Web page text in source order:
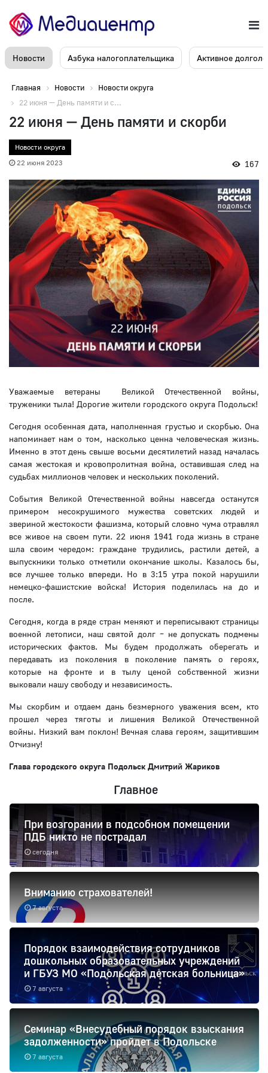
Новости Азбука налогоплательщика Активное
Главная Новости
Новости округа
22 июня — День памяти и с...
22 июня — День памяти и скорби
Новости округа
22 июня 2023
167
Уважаемые ветераны Великой Отечественной войны,
труженики тыла! Дорогие жители городского округа Подольск!
Сегодня особенная дата, наполненная грустью и скорбью. Она
напоминает нам о том, насколько ценна человеческая жизнь.
Именно в этот день свыше восьми десятилетий назад началась
самая жестокая и кровопролитная война, оставившая след на
судьбах миллионов человек и нескольких поколений.
События Великой Отечественной войны навсегда останутся
примером несокрушимого мужества советских людей и
звериной жестокости фашизма, который словно чума отравлял
все живое на своем пути. 22 июня 1941 года жизнь в стране
шла своим чередом: граждане трудились, растили детей, а
выпускники только отметили окончание школы. Казалось бы,
все лучшее только впереди. Но в 3:15 утра покой нарушили
немецко-фашистские войска! История поделилась на до и
после.
Сегодня, когда в ряде стран меняют и переписывают страницы
военной летописи, наш святой долг – не допускать подмены
исторических фактов. Мы будем продолжать оберегать и
передавать из поколения в поколение память о героях,
которые на фронте и в тылу ценой собственной жизни
выковали нашу свободу и независимость.
Мы скорбим и отдаем дань безмерного уважения всем, кто
прошел через тяготы и лишения Великой Отечественной
войны. Низкий вам поклон! Вечная слава героям, защитившим
Отчизну!
Глава городского округа Подольск Дмитрий Жариков
Главное
сегодня
При возгорании в подсобном помещении
ПДБ никто не пострадал
7 августа
Вниманию страхователей!
7 августа
Порядок взаимодействия сотрудников
дошкольных образовательных учреждений
и ГБУЗ МО «Подольская детская больница»
7 августа
Семинар «Внесудебный порядок взыскания
задолженности» пройдет в Подольске